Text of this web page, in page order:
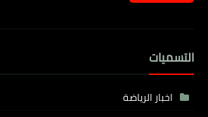
التسميات
اخبار الرياضة